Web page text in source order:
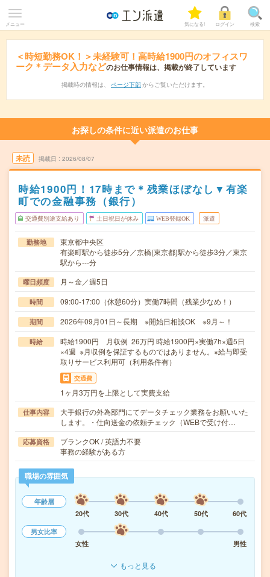
メニュー 気になる! ログイン 検索
＜時短勤務OK！＞未経験可！高時給1900円のオフィスワ
ーク＊データ入力などのお仕事情報は、掲載が終了しています
掲載時の情報は、 ページ下部 からご覧いただけます。
お探しの条件に近い派遣のお仕事
未読 掲載日 2026/08/07
時給1900円！17時まで＊残業ほぼなし▼有楽
町での金融事務（銀行）
交通費別途支給あり 土日祝日が休み WEB登録OK 派遣
勤務地
東京都中央区
有楽町駅から徒歩5分／京橋(東京都)駅から徒歩3分／東京
駅から---分
曜日頻度 月～金／週5日
時間 09:00-17:00（休憩60分）実働7時間（残業少なめ！）
期間 2026年09月01日～長期 ※開始日相談OK ※9月～！
時給
時給1900円 月収例 26万円 時給1900円×実働7h×週5日
×4週 ※月収例を保証するものではありません。※給与即受
取りサービス利用可（利用条件有）
交通費
1ヶ月3万円を上限として実費支給
仕事内容
大手銀行の外為部門にてデータチェック業務をお願いいた
します。・仕向送金の依頼チェック（WEBで受け付…
応募資格
ブランクOK / 英語力不要
事務の経験がある方
職場の雰囲気
年齢層
20代
30代 40代 50代
60代
男女比率
女性
男性
もっと見る